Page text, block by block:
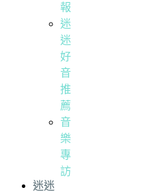
報
迷
迷
好
音
推
薦
音
樂
專
訪
迷迷